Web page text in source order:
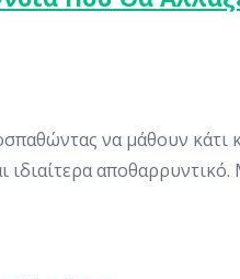
να μάθουν κάτι
ιδιαίτερα